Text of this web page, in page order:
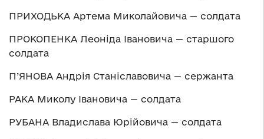
ПРИХОДЬКА Артема Миколайовича — солдата
ПРОКОПЕНКА Леоніда Івановича — старшого
солдата
П’ЯНОВА Андрія Станіславовича — сержанта
РАКА Миколу Івановича — солдата
РУБАНА Владислава Юрійовича — солдата